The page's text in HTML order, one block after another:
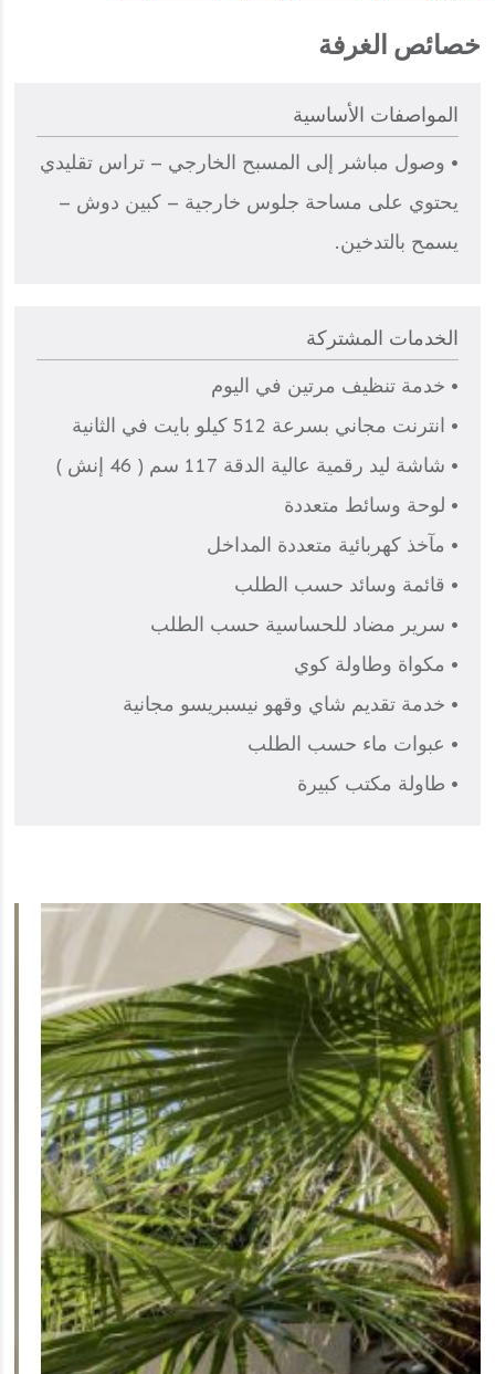
خصائص الغرفة
المواصفات الأساسية
• وصول مباشر إلى المسبح الخارجي – تراس تقليدي
يحتوي على مساحة جلوس خارجية – كبين دوش –
يسمح بالتدخين.
الخدمات المشتركة
• خدمة تنظيف مرتين في اليوم
• انترنت مجاني بسرعة 512 كيلو بايت في الثانية
• شاشة ليد رقمية عالية الدقة 117 سم ( 46 إنش )
• لوحة وسائط متعددة
• مآخذ كهربائية متعددة المداخل
• قائمة وسائد حسب الطلب
• سرير مضاد للحساسية حسب الطلب
• مكواة وطاولة كوي
• خدمة تقديم شاي وقهو نيسبريسو مجانية
• عبوات ماء حسب الطلب
• طاولة مكتب كبيرة